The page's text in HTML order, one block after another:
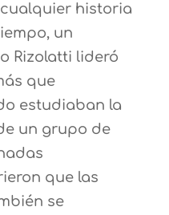
cualquier historia
un
Rizolatti lideró
que
estudiaban la
un grupo de
que las
se